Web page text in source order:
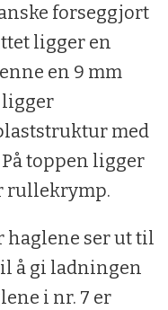
forseggjort
ligger en
en 9 mm
med
toppen ligger
rullekrymp.
haglene ser ut til
å gi ladningen
i nr. 7 er